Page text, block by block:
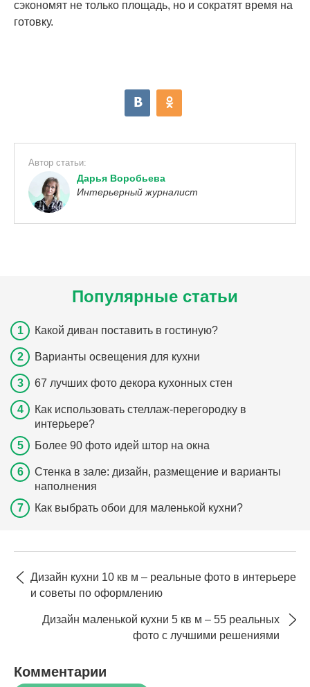
сэкономят не только площадь, но и сократят время на
готовку.
Автор статьи:
Дарья Воробьева
Интерьерный журналист
Популярные статьи
Какой диван поставить в гостиную?
Варианты освещения для кухни
67 лучших фото декора кухонных стен
Как использовать стеллаж-перегородку в
интерьере?
Более 90 фото идей штор на окна
Стенка в зале: дизайн, размещение и варианты
наполнения
Как выбрать обои для маленькой кухни?
Дизайн кухни 10 кв м – реальные фото в интерьере
и советы по оформлению
Дизайн маленькой кухни 5 кв м – 55 реальных
фото с лучшими решениями
Комментарии